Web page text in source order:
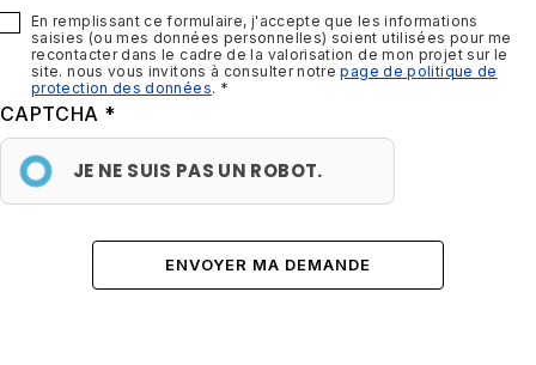
En remplissant ce formulaire, j'accepte que les informations
saisies (ou mes données personnelles) soient utilisées pour me
recontacter dans le cadre de la valorisation de mon projet sur le
site. nous vous invitons à consulter notrepage de politique de
protection des données.
CAPTCHA
JE NE SUIS PAS UN ROBOT.